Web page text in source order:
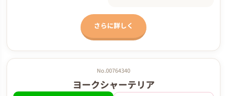
さらに詳しく
No.00764340
ヨークシャーテリア